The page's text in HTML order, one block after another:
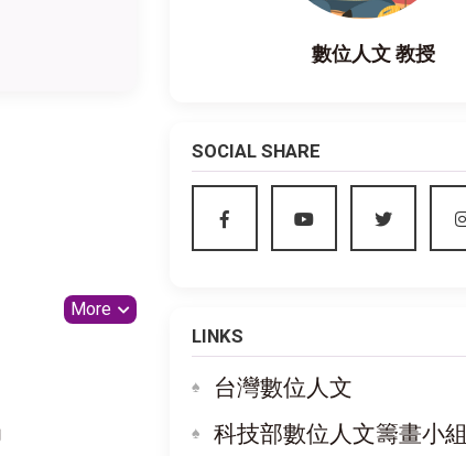
More
數位人文 教授
SOCIAL SHARE
LINKS
台灣數位人文
科技部數位人文籌畫小組